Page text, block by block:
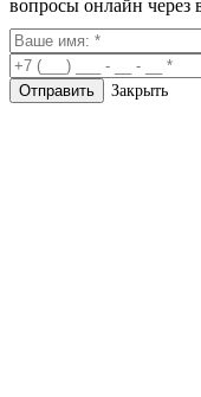
вопросы онлайн через
Закрыть